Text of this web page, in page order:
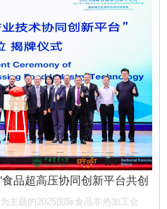
品超高压协同创新平台共创
加工新生态
主题的2025国际食品非热加工会